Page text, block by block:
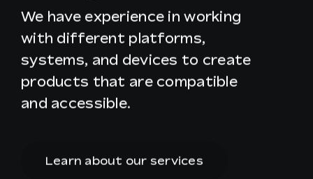
We have experience in working
with different platforms,
systems, and devices to create
products that are compatible
and accessible.
Learn about our services